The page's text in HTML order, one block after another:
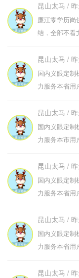
昆山太马 /
廉江零学历岗
结，全部不看
昆山太马 /
国内义眼定制
力服务本省用
昆山太马 /
国内义眼定制
力服务本市用
昆山太马 /
国内义眼定制
力服务本省用
昆山太马 /
国内义眼定制
力服务本省用
昆山太马 /